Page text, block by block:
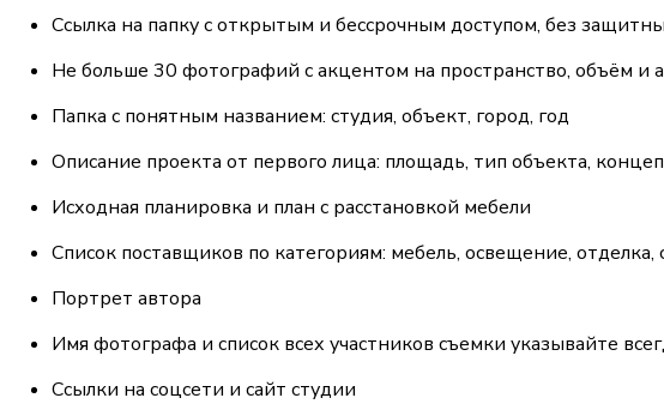
Ссылка на папку с открытым и бессрочным доступом, без
Не больше 30 фотографий с акцентом на пространство, объём и
Папка с понятным названием: студия, объект, город, год
Описание проекта от первого лица: площадь, тип объекта,
Исходная планировка и план с расстановкой мебели
Список поставщиков по категориям: мебель, освещение, отделка,
Портрет автора
Имя фотографа и список всех участников съемки указывайте
Ссылки на соцсети и сайт студии